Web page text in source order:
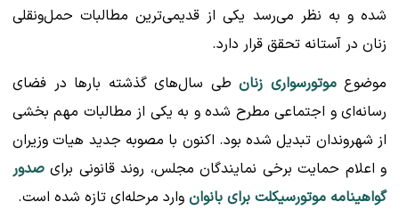
شده و به نظر می‌رسد یکی از قدیمی‌ترین مطالبات حمل‌ونقلی
زنان در آستانه تحقق قرار دارد.
موضوعموتورسواری زنان طی سال‌های گذشته بارها در فضای
رسانه‌ای و اجتماعی مطرح شده و به یکی از مطالبات مهم بخشی
از شهروندان تبدیل شده بود. اکنون با مصوبه جدید هیات وزیران
و اعلام حمایت برخی نمایندگان مجلس، روند قانونی برای صدور
گواهینامه موتورسیکلت برای بانوان وارد مرحله‌ای تازه شده است.